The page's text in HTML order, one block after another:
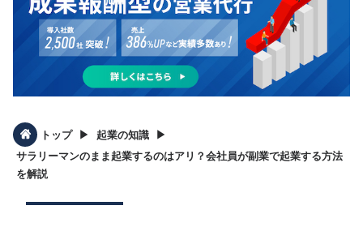
トップ ▶︎ 起業の知識 ▶︎
サラリーマンのまま起業するのはアリ？会社員が副業で起業する方法
を解説